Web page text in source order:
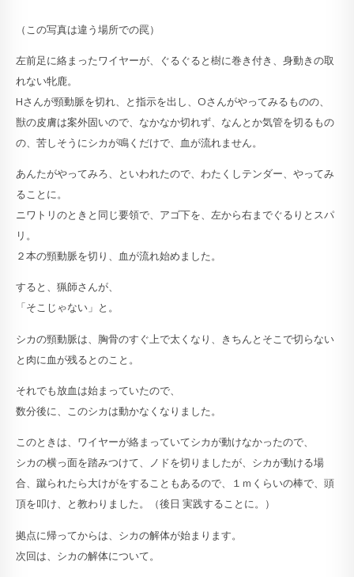
（この写真は違う場所での罠）
左前足に絡まったワイヤーが、ぐるぐると樹に巻き付き、身動きの取
れない牝鹿。
Hさんが頸動脈を切れ、と指示を出し、Oさんがやってみるものの、
獣の皮膚は案外固いので、なかなか切れず、なんとか気管を切るもの
の、苦しそうにシカが鳴くだけで、血が流れません。
あんたがやってみろ、といわれたので、わたくしテンダー、やってみ
ることに。
ニワトリのときと同じ要領で、アゴ下を、左から右までぐるりとスパ
リ。
２本の頸動脈を切り、血が流れ始めました。
すると、猟師さんが、
「そこじゃない」と。
シカの頸動脈は、胸骨のすぐ上で太くなり、きちんとそこで切らない
と肉に血が残るとのこと。
それでも放血は始まっていたので、
数分後に、このシカは動かなくなりました。
このときは、ワイヤーが絡まっていてシカが動けなかったので、
シカの横っ面を踏みつけて、ノドを切りましたが、シカが動ける場
合、蹴られたら大けがをすることもあるので、１ｍくらいの棒で、頭
頂を叩け、と教わりました。（後日 実践することに。）
拠点に帰ってからは、シカの解体が始まります。
次回は、シカの解体について。